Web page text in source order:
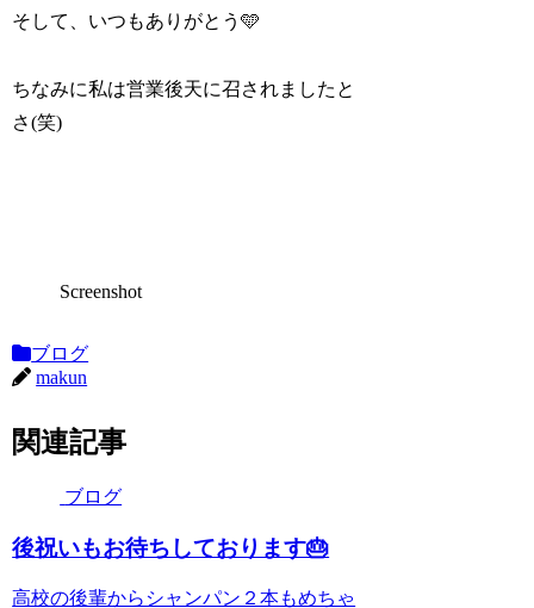
そして、いつもありがとう🩵
ちなみに私は営業後天に召されましたと
さ(笑)
Screenshot
ブログ
makun
関連記事
ブログ
後祝いもお待ちしております🎂
高校の後輩からシャンパン２本もめちゃ